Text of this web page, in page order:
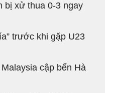
bị xử thua 0-3 ngay
trước khi gặp U23
cập bến Hà